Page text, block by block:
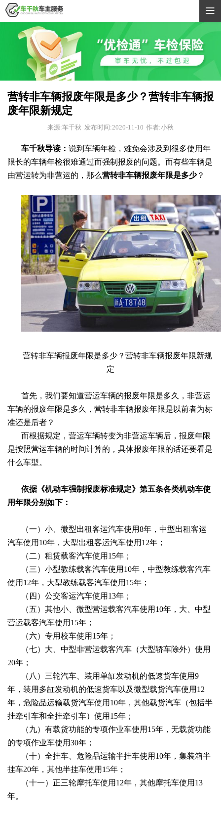

营转非车辆报废年限是多少？营转非车辆报
废年限新规定
来源:车千秋 发布时间:2020-11-10 作者:小秋
车千秋导读： 说到车辆年检，难免会涉及到很多使用年
限长的车辆年检很难通过而强制报废的问题。而有些车辆是
由营运转为非营运的，那么营转非车辆报废年限是多少？
营转非车辆报废年限是多少？营转非车辆报废年限新规
定
首先，我们要知道营运车辆的报废年限是多久，非营运
车辆的报废年限是多久，营转非车辆报废年限是以前者为标
准还是后者？
而根据规定，营运车辆转变为非营运车辆后，报废年限
是按照营运车辆的时间计算的，具体报废年限的话还要看是
什么车型。
依据《机动车强制报废标准规定》第五条各类机动车使
用年限分别如下：
（一）小、微型出租客运汽车使用8年，中型出租客运
汽车使用10年，大型出租客运汽车使用12年；
（二）租赁载客汽车使用 15年；
（三）小型教练载客汽车使用 10年，中型教练载客汽车
使用12年，大型教练载客汽车使用15年；
（四）公交客运汽车使用 13年；
（五）其他小、微型营运载客汽车使用 10年，大、中型
营运载客汽车使用15年；
（六）专用校车使用 15年；
（七）大、中型非营运载客汽车（大型轿车除外）使用
20年；
（八）三轮汽车、装用单缸发动机的低速货车使用9
年，装用多缸发动机的低速货车以及微型载货汽车使用12
年，危险品运输载货汽车使用10年，其他载货汽车（包括半
挂牵引车和全挂牵引车）使用15年；
（九）有载货功能的专项作业车使用 15年，无载货功能
的专项作业车使用30年；
（十）全挂车、危险品运输半挂车使用 10年，集装箱半
挂车20年，其他半挂车使用15年；
（十一）正三轮摩托车使用 12年，其他摩托车使用13
年。